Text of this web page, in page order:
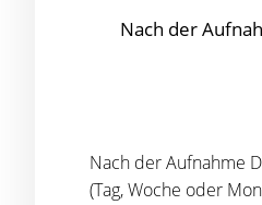
Nach der
Nach der Aufnahme
(Tag, Woche oder